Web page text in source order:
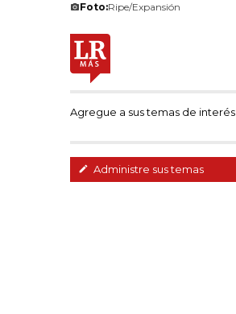
Foto:Ripe/Expansión
Agregue a sus temas de interés
Administre sus temas